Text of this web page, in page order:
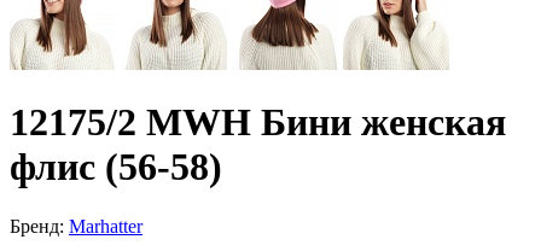
12175/2 MWH Бини женская
флис (56-58)
Бренд: Marhatter